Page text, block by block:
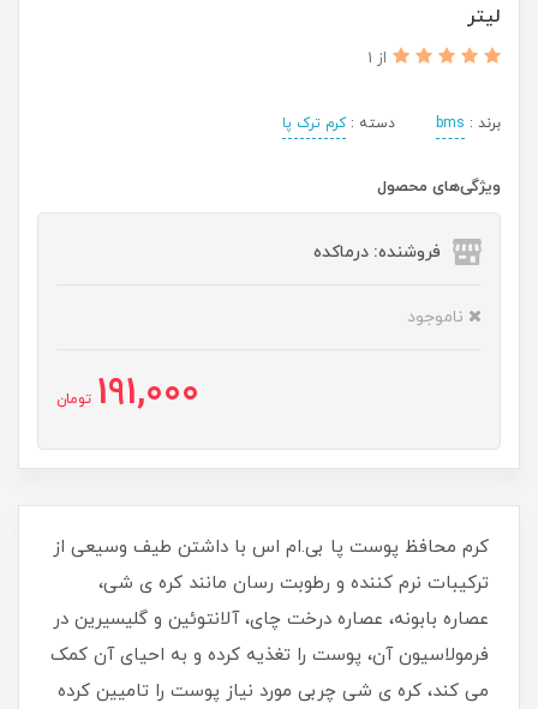
لیتر
از 1
برند : bms دسته :کرم ترک پا
ویژگی‌های محصول
فروشنده: درماکده
ناموجود
191,000 تومان
کرم محافظ پوست پا بی.ام اس با داشتن طیف وسیعی از
ترکیبات نرم کننده و رطوبت رسان مانند کره ی شی،
عصاره بابونه، عصاره درخت چای، آلانتوئین و گلیسیرین در
فرمولاسیون آن، پوست را تغذیه کرده و به احیای آن کمک
می کند، کره ی شی چربی مورد نیاز پوست را تامیین کرده